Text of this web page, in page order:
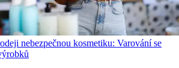
nebezpečnou kosmetiku: Varování se